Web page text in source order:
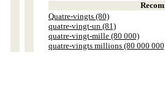
Quatre-vingts (80)
quatre-vingt-un (81)
quatre-vingt-mille (80 000)
quatre-vingts millions (80 000